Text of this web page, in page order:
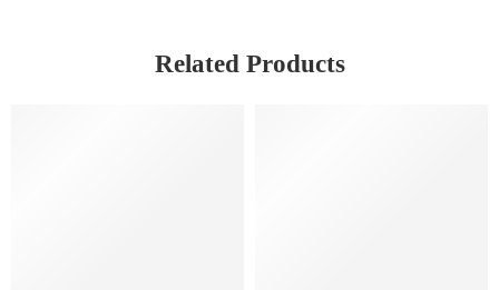
Related Products